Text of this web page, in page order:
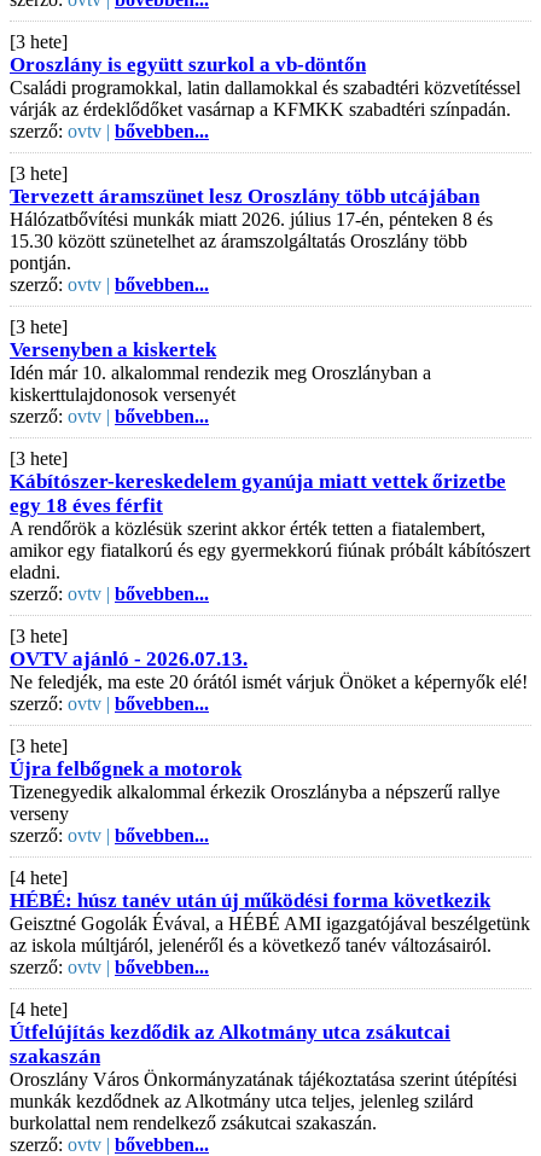
[3 hete]
Oroszlány is együtt szurkol a vb-döntőn
Családi programokkal, latin dallamokkal és szabadtéri közvetítéssel
várják az érdeklődőket vasárnap a KFMKK szabadtéri színpadán.
szerző: ovtv | bővebben...
[3 hete]
Tervezett áramszünet lesz Oroszlány több utcájában
Hálózatbővítési munkák miatt 2026. július 17-én, pénteken 8 és
15.30 között szünetelhet az áramszolgáltatás Oroszlány több
pontján.
szerző: ovtv | bővebben...
[3 hete]
Versenyben a kiskertek
Idén már 10. alkalommal rendezik meg Oroszlányban a
kiskerttulajdonosok versenyét
szerző: ovtv | bővebben...
[3 hete]
Kábítószer-kereskedelem gyanúja miatt vettek őrizetbe
egy 18 éves férfit
A rendőrök a közlésük szerint akkor érték tetten a fiatalembert,
amikor egy fiatalkorú és egy gyermekkorú fiúnak próbált kábítószert
eladni.
szerző: ovtv | bővebben...
[3 hete]
OVTV ajánló - 2026.07.13.
Ne feledjék, ma este 20 órától ismét várjuk Önöket a képernyők elé!
szerző: ovtv | bővebben...
[3 hete]
Újra felbőgnek a motorok
Tizenegyedik alkalommal érkezik Oroszlányba a népszerű rallye
verseny
szerző: ovtv | bővebben...
[4 hete]
HÉBÉ: húsz tanév után új működési forma következik
Geisztné Gogolák Évával, a HÉBÉ AMI igazgatójával beszélgetünk
az iskola múltjáról, jelenéről és a következő tanév változásairól.
szerző: ovtv | bővebben...
[4 hete]
Útfelújítás kezdődik az Alkotmány utca zsákutcai
szakaszán
Oroszlány Város Önkormányzatának tájékoztatása szerint útépítési
munkák kezdődnek az Alkotmány utca teljes, jelenleg szilárd
burkolattal nem rendelkező zsákutcai szakaszán.
szerző: ovtv | bővebben...